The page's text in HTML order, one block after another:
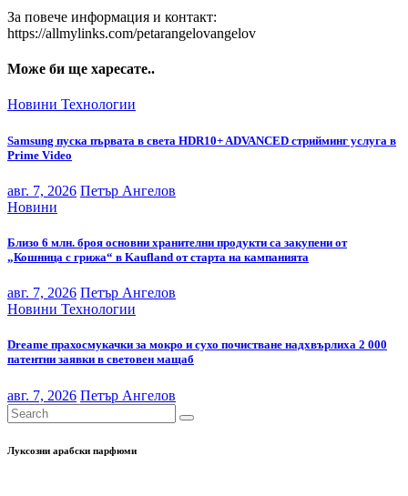
За повече информация и контакт:
https://allmylinks.com/petarangelovangelov
Може би ще харесате..
Новини Технологии
Samsung пуска първата в света HDR10+ ADVANCED стрийминг услуга в
Prime Video
авг. 7, 2026 Петър Ангелов
Новини
Близо 6 млн. броя основни хранителни продукти са закупени от
„Кошница с грижа“ в Kaufland от старта на кампанията
авг. 7, 2026 Петър Ангелов
Новини Технологии
Dreame прахосмукачки за мокро и сухо почистване надхвърлиха 2 000
патентни заявки в световен мащаб
авг. 7, 2026 Петър Ангелов
Луксозни арабски парфюми